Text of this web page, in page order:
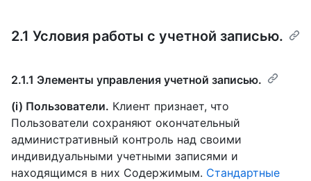
2.1 Условия работы с учетной записью.
2.1.1 Элементы управления учетной записью.
(i) Пользователи. Клиент признает, что
Пользователи сохраняют окончательный
административный контроль над своими
индивидуальными учетными записями и
находящимся в них Содержимым. Стандартные